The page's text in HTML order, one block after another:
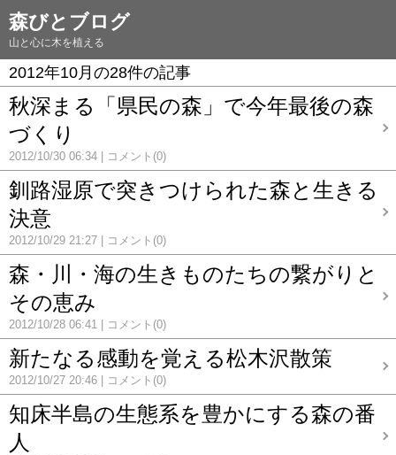
森びとブログ
山と心に木を植える
2012年10月の28件の記事
秋深まる「県民の森」で今年最後の森
づくり
2012/10/30 06:34 コメント(0)
釧路湿原で突きつけられた森と生きる
決意
2012/10/29 21:27 コメント(0)
森・川・海の生きものたちの繋がりと
その恵み
2012/10/28 06:41 コメント(0)
新たなる感動を覚える松木沢散策
2012/10/27 20:46 コメント(0)
知床半島の生態系を豊かにする森の番
人